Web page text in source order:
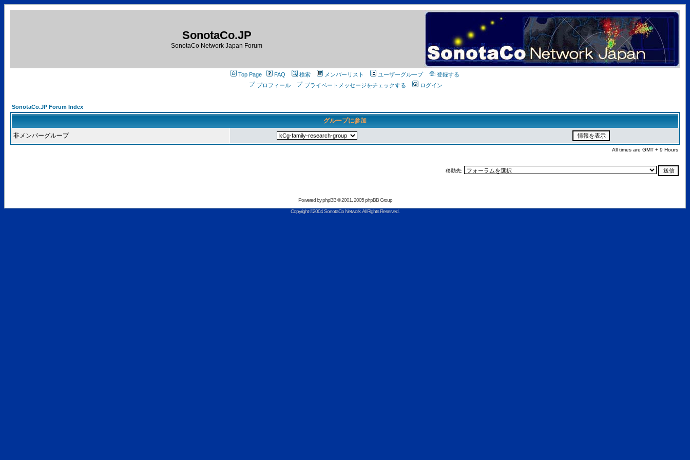
SonotaCo.JP
SonotaCo Network Japan Forum
Top Page FAQ 検索 メンバーリスト ユーザーグループ
登録する
プロフィール
プライベートメッセージをチェックする ログイン
SonotaCo.JP Forum Index
グループに参加
非メンバーグループ
All times are GMT + 9 Hours
移動先:
Powered byphpBB© 2001, 2005 phpBB Group
Copyright ©2004 SonotaCo Network. All Rights Reserved.